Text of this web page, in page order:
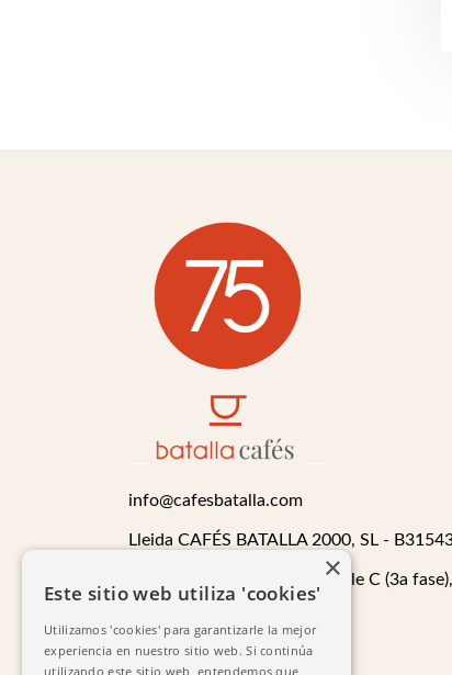
info@cafesbatalla.com
Lleida CAFÉS BATALLA 2000, SL -
Pol. Ind. Camí dels Frares Calle C (3a fase),
902 21 21 40
Este sitio web utiliza 'cookies'
Utilizamos 'cookies' para garantizarle la mejor
experiencia en nuestro sitio web. Si continúa
utilizando este sitio web, entendemos que
×